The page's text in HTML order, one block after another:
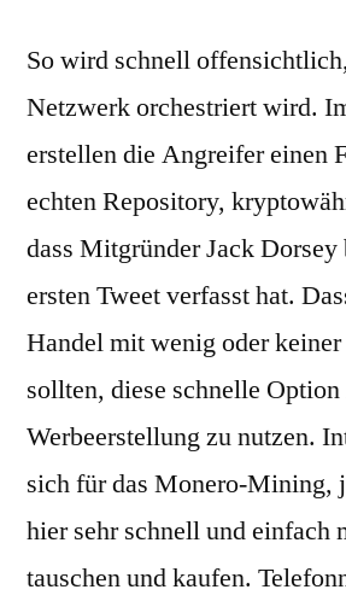
So wird schnell
Netzwerk orchestriert wird.
erstellen die Angreifer einen
echten Repository,
dass Mitgründer Jack
ersten Tweet verfasst hat.
Handel mit wenig oder
sollten, diese schnelle
Werbeerstellung zu nutzen.
sich für das Monero-Mining,
hier sehr schnell und einfach
tauschen und kaufen.